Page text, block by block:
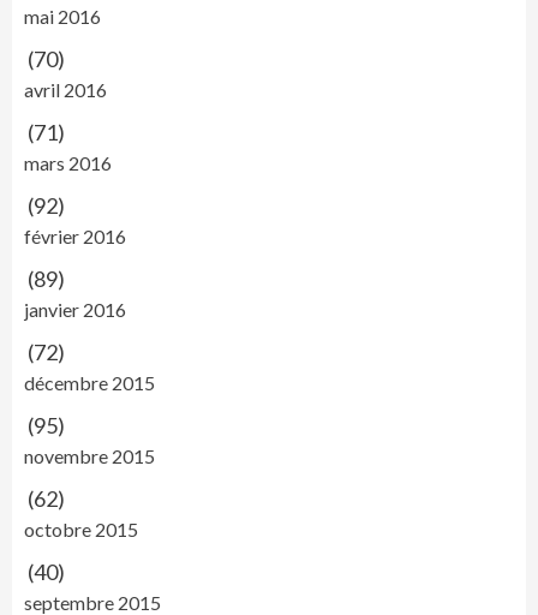
mai 2016
(70)
avril 2016
(71)
mars 2016
(92)
février 2016
(89)
janvier 2016
(72)
décembre 2015
(95)
novembre 2015
(62)
octobre 2015
(40)
septembre 2015